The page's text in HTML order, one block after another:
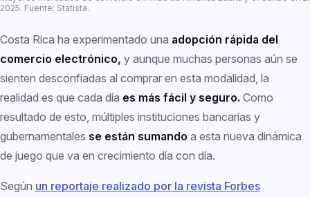
2025. Fuente: Statista.
Costa Rica ha experimentado una adopción rápida del
comercio electrónico, y aunque muchas personas aún se
sienten desconfiadas al comprar en esta modalidad, la
realidad es que cada día es más fácil y seguro. Como
resultado de esto, múltiples instituciones bancarias y
gubernamentales se están sumando a esta nueva dinámica
de juego que va en crecimiento día con día.
Según un reportaje realizado por la revista Forbes